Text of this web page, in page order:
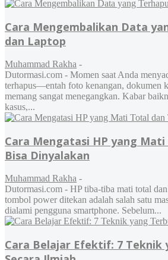
Cara Mengembalikan Data
dan Laptop
Muhammad Rakha -
Dutormasi.com - Momen saat Anda
terhapus—entah foto kenangan, dokumen
memang sangat menegangkan. Kabar
kasus,...
Cara Mengatasi HP yang
Bisa Dinyalakan
Muhammad Rakha -
Dutormasi.com - HP tiba-tiba mati total
tombol power ditekan adalah salah satu
dialami pengguna smartphone. Sebelum...
Cara Belajar Efektif: 7 Teknik